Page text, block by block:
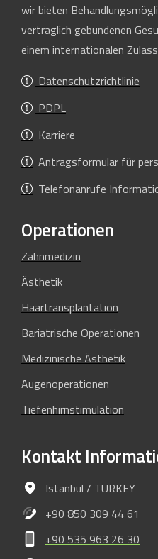
wir bieten
vertraglich gebundenen
einem internationalen
Datenschutzrichtlinie
PDPL
Karriere
Antragsformular für
Telefonanrufe
Operationen
Zahnmedizin
Ästhetik
Haartransplantation
Bariatrische Operationen
Medizinische Ästhetik
Augenoperationen
Tiefenhirnstimulation
Kontakt
Istanbul / TURKEY
+90 850 309 44 61
+90 535 963 26 30